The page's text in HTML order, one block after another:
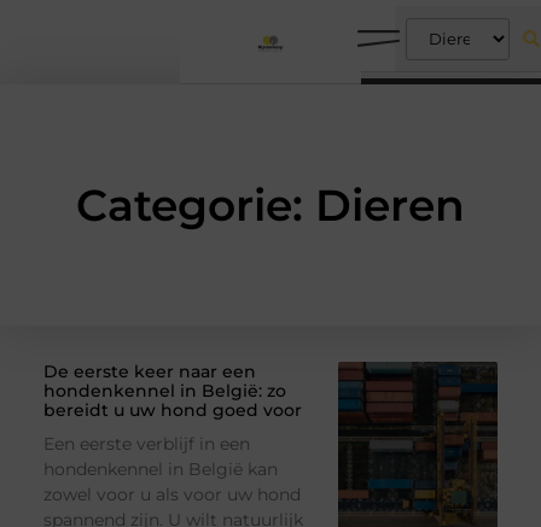
Categorie: Dieren
De eerste keer naar een
hondenkennel in België: zo
bereidt u uw hond goed voor
Een eerste verblijf in een
hondenkennel in België kan
zowel voor u als voor uw hond
spannend zijn. U wilt natuurlijk